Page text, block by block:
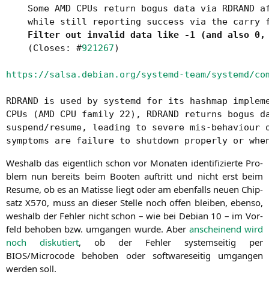
Some AMD CPUs return bogus data via RDRAND
while still reporting success via the carry
Filter out invalid data like -1 (and also
    (Closes: #
921267)
https://salsa.debian.org/systemd-team/systemd/
RDRAND is used by systemd for its hashmap
CPUs (AMD CPU family 22), RDRAND returns bogus
suspend/resume, leading to severe mis-
symptoms are failure to shutdown properly or
Wes­halb das eigent­lich schon vor Mona­ten iden­ti­fi­zier­te Pro­
blem nun bereits beim Boo­ten auf­tritt und nicht erst beim
Resu­me, ob es an Matis­se liegt oder am eben­falls neu­en Chip­
satzX570, muss an die­ser Stel­le noch offen blei­ben, eben­so,
wes­halb der Feh­ler nicht schon – wie bei Debi­an 10 – im Vor­
feld beho­ben bzw. umgan­gen wur­de. Aber anschei­nend wird
noch dis­ku­tiert, ob der Feh­ler sys­tem­sei­tig per
BIOS/Microcode beho­ben oder soft­ware­sei­tig umgan­gen
wer­den soll.